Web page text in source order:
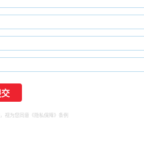
视为您同意 《隐私保障》 条例